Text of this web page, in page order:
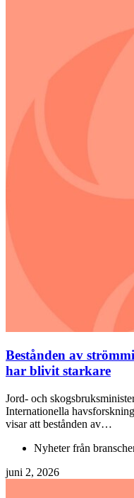
Bestånden av
har blivit starkare
Jord- och
Internationella
visar att bestånden av…
Nyheter från
juni 2, 2026